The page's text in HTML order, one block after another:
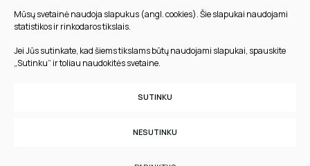
Biruliškių g. 8, LT-52168, Kaunas
Tilžės g. 60, LT-91108, Klaipėda
INFORMACIJA
Privatumo politika
Mūsų svetainė naudoja slapukus (angl. cookies). Šie slapukai naudojami
statistikos ir rinkodaros tikslais.
Jei Jūs sutinkate, kad šiems tikslams būtų naudojami slapukai, spauskite
„Sutinku“ ir toliau naudokitės svetaine.
SUTINKU
NESUTINKU